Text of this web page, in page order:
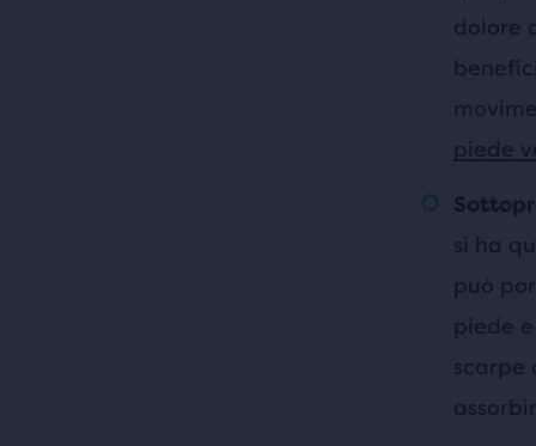
dolore
piede
si ha
può
piede
scarpe